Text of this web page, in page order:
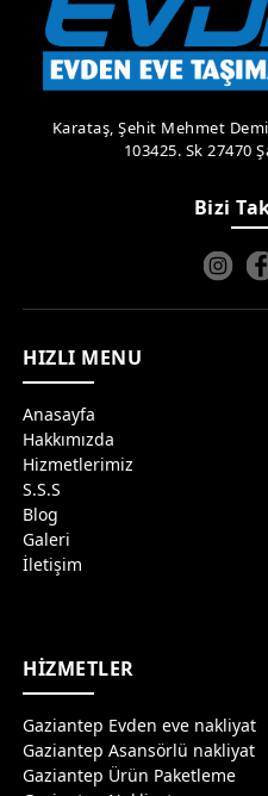
Karataş, Şehit Mehmet
103425. Sk 27470
Bizi
HIZLI MENU
Anasayfa
Hakkımızda
Hizmetlerimiz
S.S.S
Blog
Galeri
İletişim
HİZMETLER
Gaziantep Evden eve nakliyat
Gaziantep Asansörlü nakliyat
Gaziantep Ürün Paketleme